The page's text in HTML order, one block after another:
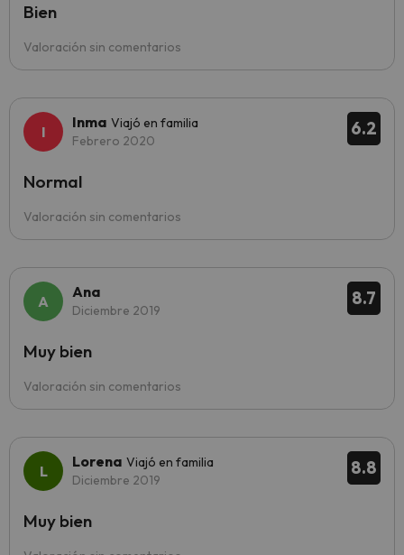
Valoración sin comentarios
Bien
6.2
Inma Viajó en familia
Febrero 2020
Valoración sin comentarios
Normal
8.7
Ana
Diciembre 2019
Valoración sin comentarios
Muy bien
8.8
Lorena Viajó en familia
Diciembre 2019
Muy bien